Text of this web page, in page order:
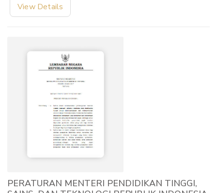
View Details
PERATURAN MENTERI PENDIDIKAN TINGGI,